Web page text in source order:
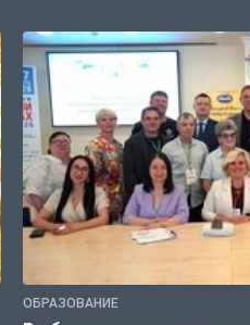
ОБРАЗОВАНИЕ